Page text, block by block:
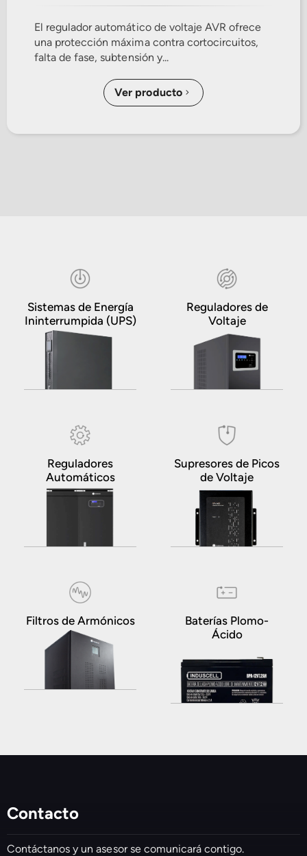
El regulador automático de voltaje AVR ofrece
una protección máxima contra cortocircuitos,
falta de fase, subtensión y...
Ver producto
Sistemas de Energía
Ininterrumpida (UPS)
Reguladores de
Voltaje
Reguladores
Automáticos
Supresores de Picos
de Voltaje
Filtros de Armónicos
Baterías Plomo-
Ácido
Contacto
Contáctanos y un asesor se comunicará contigo.